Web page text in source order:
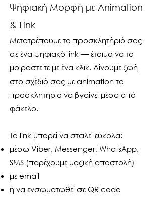
Ψηφιακή Μορφή με Animation
& Link
Μετατρέπουμε το προσκλητήριό σας
σε ένα ψηφιακό link — έτοιμο να το
μοιραστείτε με ένα κλικ. Δίνουμε ζωή
στο σχέδιό σας με animation το
προσκλητήριο να βγαίνει μέσα από
φάκελο.
Το link μπορεί να σταλεί εύκολα:
μέσω Viber, Messenger, WhatsApp,
SMS (παρέχουμε μαζική αποστολή)
με email
ή να ενσωματωθεί σε QR code